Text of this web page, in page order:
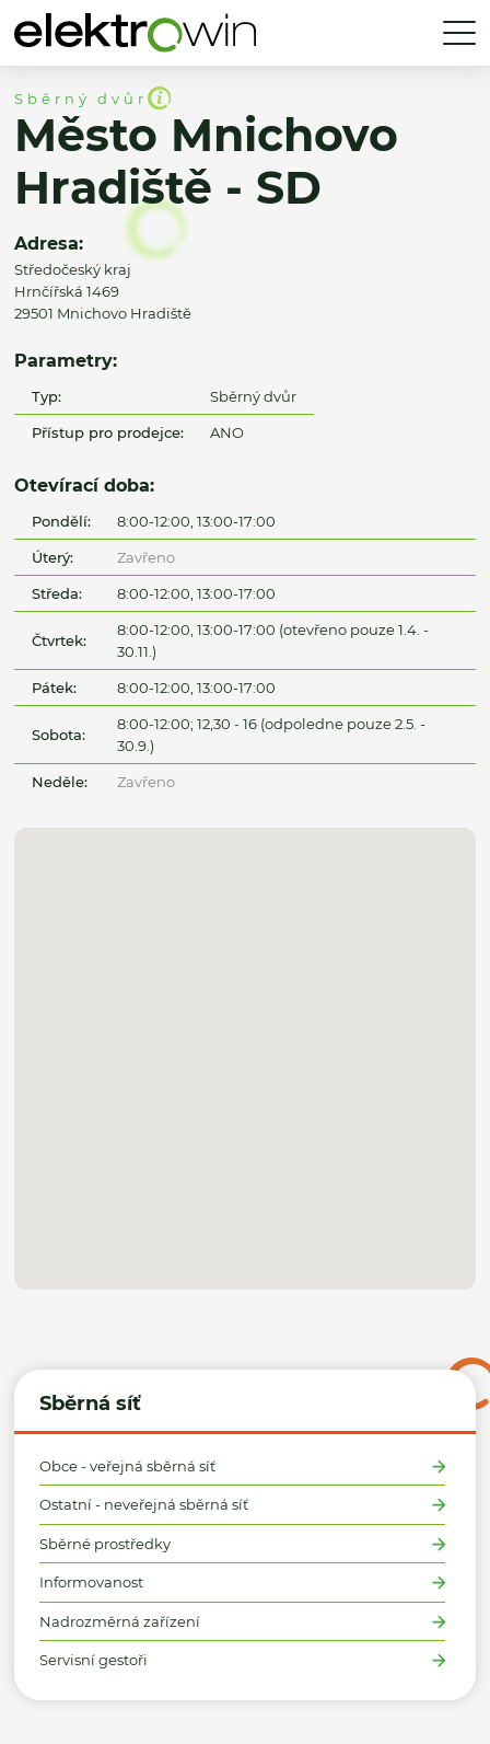
Sběrná síť
Obce - veřejná sběrná síť
Ostatní - neveřejná sběrná síť
Sběrné prostředky
Informovanost
Nadrozměrná zařízení
Servisní gestoři
Sběrný dvůr
Město Mnichovo
Hradiště - SD
Adresa:
Středočeský kraj
Hrnčířská 1469
29501 Mnichovo Hradiště
Parametry:
Typ: Sběrný dvůr
Přístup pro prodejce: ANO
Otevírací doba:
Pondělí: 8:00-12:00, 13:00-17:00
Úterý: Zavřeno
Středa: 8:00-12:00, 13:00-17:00
Čtvrtek:
8:00-12:00, 13:00-17:00 (otevřeno pouze 1.4. -
30.11.)
Pátek: 8:00-12:00, 13:00-17:00
Sobota:
8:00-12:00; 12,30 - 16 (odpoledne pouze 2.5. -
30.9.)
Neděle: Zavřeno